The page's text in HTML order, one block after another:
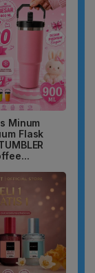
Minum
Flask